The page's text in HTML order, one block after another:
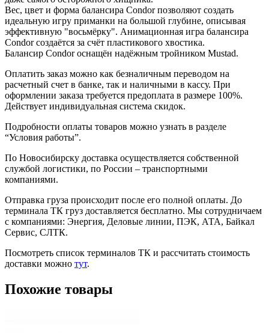
Вес, цвет и форма балансира Condor позволяют создать
идеальную игру приманки на большой глубине, описывая
эффективную "восьмёрку". Анимационная игра балансира
Condor создаётся за счёт пластикового хвостика.
Балансир Condor оснащён надёжным тройником Mustad.
Оплатить заказ можно как безналичным переводом на
расчетный счет в банке, так и наличными в кассу. При
оформлении заказа требуется предоплата в размере 100%.
Действует индивидуальная система скидок.
Подробности оплаты товаров можно узнать в разделе
“Условия работы”.
По Новосибирску доставка осуществляется собственной
службой логистики, по России – транспортными
компаниями.
Отправка груза происходит после его полной оплаты. До
терминала ТК груз доставляется бесплатно. Мы сотрудничаем
с компаниями: Энергия, Деловые линии, ПЭК, АТА, Байкал
Сервис, СЛТК.
Посмотреть список терминалов ТК и рассчитать стоимость
доставки можно тут.
Похожие товары